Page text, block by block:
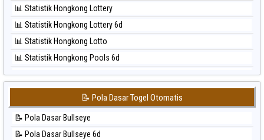
⚽ Bola Hitam Sao Paulo
⚽ Bola Hitam Singapore
⚽ Bola Hitam Sydney
⚽ Bola Hitam Sydney Lottery
⚽ Bola Hitam Sydney Lottery 6d
⚽ Bola Hitam Sydney Lotto
⚽ Bola Hitam Sydney Pools 6d
⚽ Bola Hitam Taipei
📊 Statistik Hongkong Lottery
📊 Statistik Hongkong Lottery 6d
📊 Statistik Hongkong Lotto
📊 Statistik Hongkong Pools 6d
📊 Statistik Japan
📊 Statistik Japan 6d
📊 Statistik Korea
📊 Statistik Kuda Lari
📝 Pola Dasar Togel Otomatis
📝 Pola Dasar Bullseye
📝 Pola Dasar Bullseye 6d